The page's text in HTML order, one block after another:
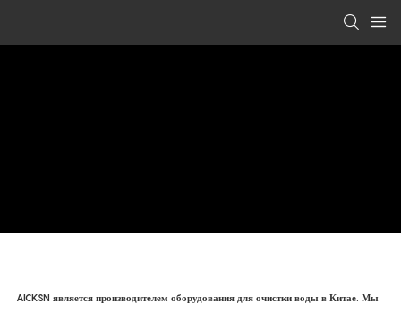
AICKSN является производителем оборудования для очистки воды в Китае. Мы